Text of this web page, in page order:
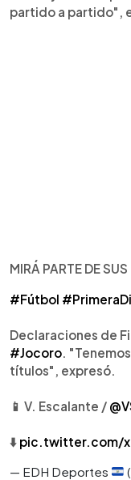
partido a partido",
MIRÁ PARTE DE
#Fútbol
Declaraciones de
#Jocoro .
títulos", expresó.
📱 V. Escalante /
⬇️ pic.twitter.com/
— EDH Deportes